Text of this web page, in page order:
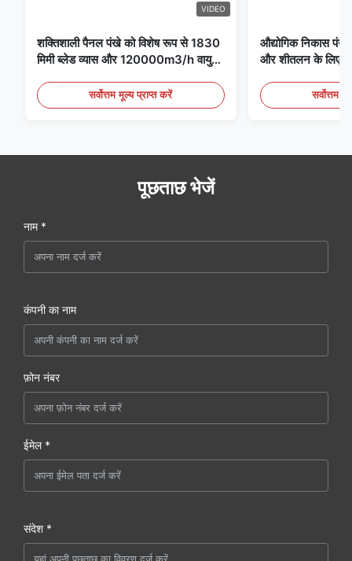
VIDEO
शक्तिशाली पैनल पंखे को विशेष रूप से 1830
मिमी ब्लेड व्यास और 120000m3/h वायु
है
सर्वोत्तम मूल्य प्राप्त करें
औद्योगिक निकास पंखे
और शीतलन के लिए
सर्वोत्तम
पूछताछ भेजें
नाम *
कंपनी का नाम
फ़ोन नंबर
ईमेल *
संदेश *